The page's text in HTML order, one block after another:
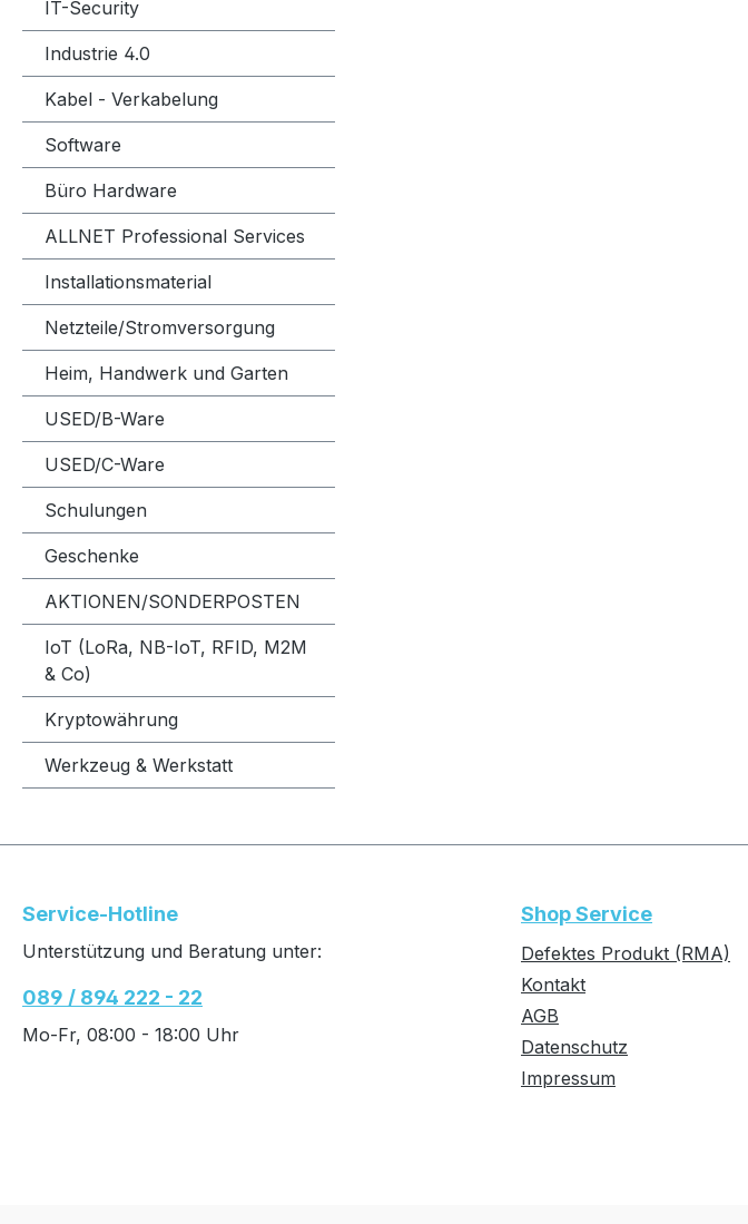
IT-Security
Industrie 4.0
Kabel - Verkabelung
Software
Büro Hardware
ALLNET Professional Services
Installationsmaterial
Netzteile/Stromversorgung
Heim, Handwerk und Garten
USED/B-Ware
USED/C-Ware
Schulungen
Geschenke
AKTIONEN/SONDERPOSTEN
IoT (LoRa, NB-IoT, RFID, M2M
& Co)
Kryptowährung
Werkzeug & Werkstatt
Service-Hotline
Unterstützung und Beratung unter:
089 / 894 222 - 22
Mo-Fr, 08:00 - 18:00 Uhr
Shop Service
Defektes Produkt (RMA)
Kontakt
AGB
Datenschutz
Impressum